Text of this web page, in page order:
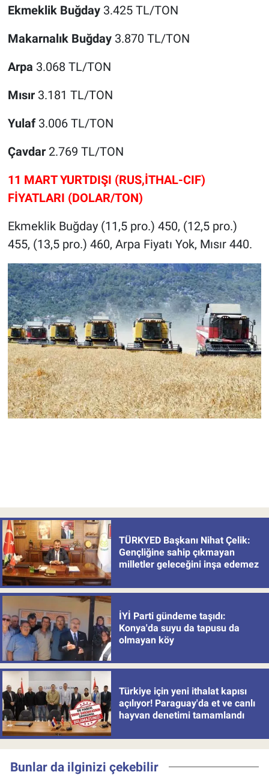
Ekmeklik Buğday3.425 TL/TON
Makarnalık Buğday 3.870 TL/TON
Arpa 3.068 TL/TON
Mısır 3.181 TL/TON
Yulaf 3.006 TL/TON
Çavdar 2.769 TL/TON
11 MART YURTDIŞI (RUS,İTHAL-CIF)
FİYATLARI (DOLAR/TON)
Ekmeklik Buğday (11,5 pro.) 450, (12,5 pro.)
455, (13,5 pro.) 460, Arpa Fiyatı Yok, Mısır 440.
TÜRKYED Başkanı Nihat Çelik:
Gençliğine sahip çıkmayan
milletler geleceğini inşa edemez
İYİ Parti gündeme taşıdı:
Konya'da suyu da tapusu da
olmayan köy
Türkiye için yeni ithalat kapısı
açılıyor! Paraguay'da et ve canlı
hayvan denetimi tamamlandı
Bunlar da ilginizi çekebilir